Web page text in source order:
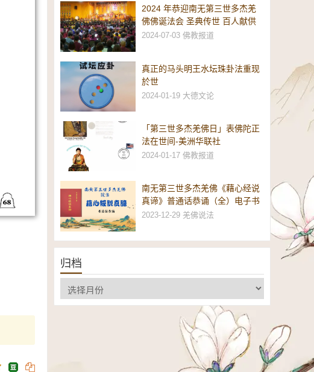
2024 年恭迎南无第三世多杰羌
佛佛诞法会 圣典传世 百人献供
2024-07-03 佛教报道
真正的马头明王水坛珠卦法重现
於世
2024-01-19 大德文论
「第三世多杰羌佛日」表佛陀正
法在世间-美洲华联社
2024-01-17 佛教报道
南无第三世多杰羌佛《藉心经说
真谛》普通话恭诵（全）电子书
2023-12-29 羌佛说法
归档